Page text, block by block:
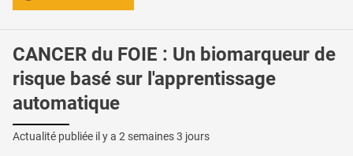
CANCER du FOIE : Un biomarqueur de
risque basé sur l'apprentissage
automatique
Actualité publiée il y a 2 semaines 3 jours